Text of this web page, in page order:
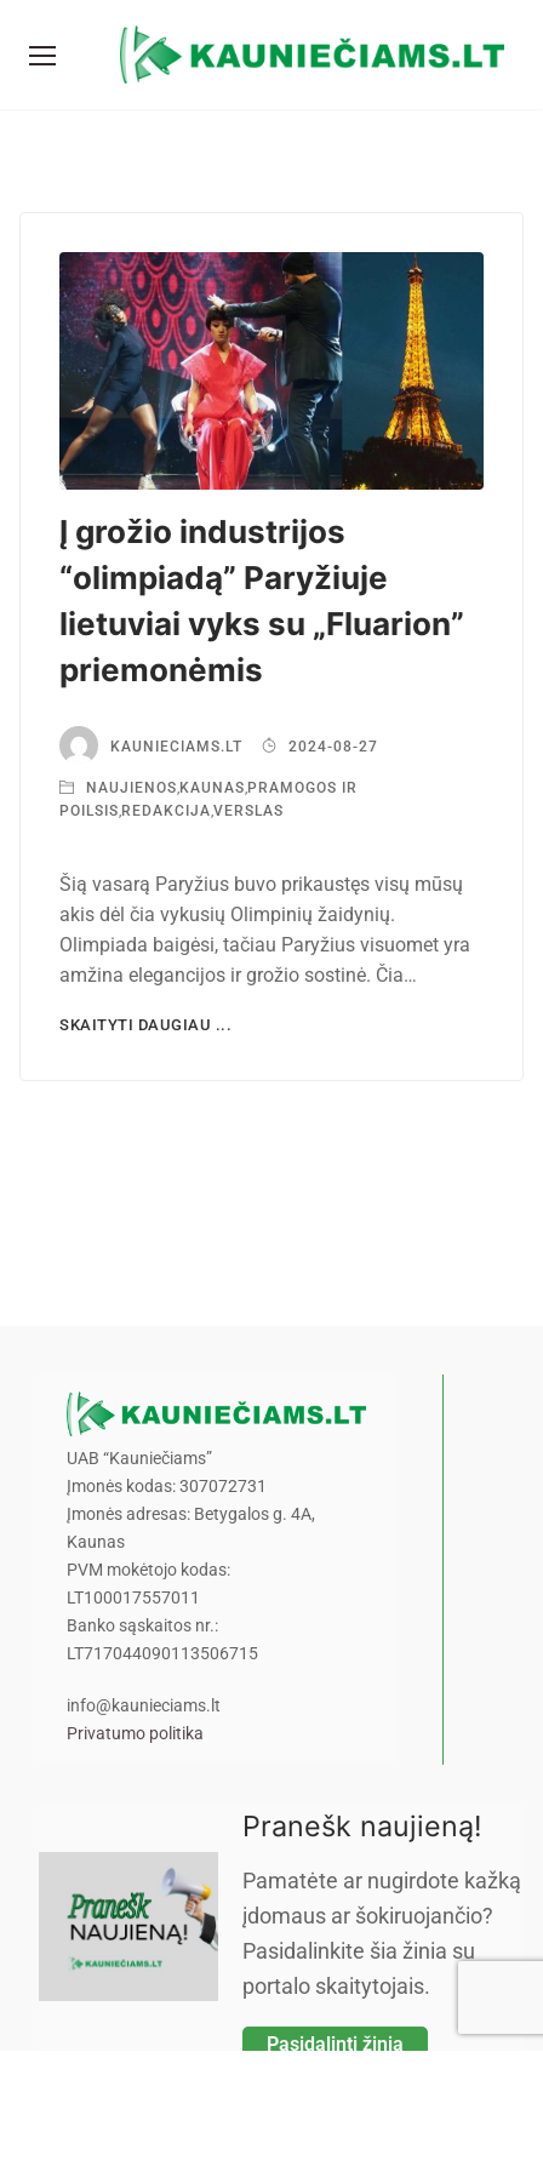
Į grožio industrijos
“olimpiadą” Paryžiuje
lietuviai vyks su „Fluarion”
priemonėmis
KAUNIECIAMS.LT 2024-08-27
NAUJIENOS,KAUNAS,PRAMOGOS IR
POILSIS,REDAKCIJA,VERSLAS
Šią vasarą Paryžius buvo prikaustęs visų mūsų
akis dėl čia vykusių Olimpinių žaidynių.
Olimpiada baigėsi, tačiau Paryžius visuomet yra
amžina elegancijos ir grožio sostinė. Čia…
SKAITYTI DAUGIAU ...
UAB “Kauniečiams”
Įmonės kodas: 307072731
Įmonės adresas: Betygalos g. 4A,
Kaunas
PVM mokėtojo kodas:
LT100017557011
Banko sąskaitos nr.:
LT717044090113506715
info@kaunieciams.lt
Privatumo politika
Pranešk naujieną!
Pamatėte ar nugirdote kažką
įdomaus ar šokiruojančio?
Pasidalinkite šia žinia su
portalo skaitytojais.
Pasidalinti žinia